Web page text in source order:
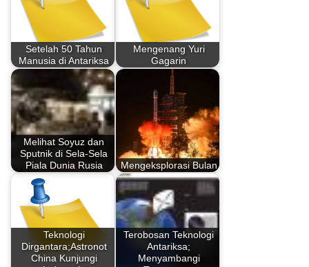
Setelah 50 Tahun
Manusia di Antariksa
Mengenang Yuri
Gagarin
Melihat Soyuz dan
Sputnik di Sela-Sela
Piala Dunia Rusia
Mengeksplorasi Bulan
Teknologi
Dirgantara;Astronot
China Kunjungi
Terobosan Teknologi
Antariksa;
Menyambangi